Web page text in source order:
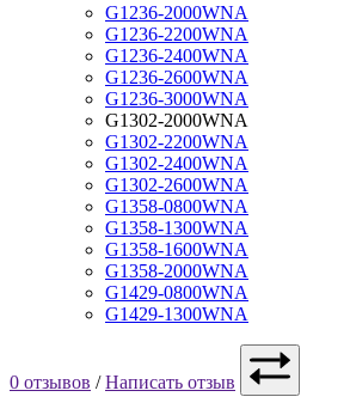
G1236-2000WNA
G1236-2200WNA
G1236-2400WNA
G1236-2600WNA
G1236-3000WNA
G1302-2000WNA
G1302-2200WNA
G1302-2400WNA
G1302-2600WNA
G1358-0800WNA
G1358-1300WNA
G1358-1600WNA
G1358-2000WNA
G1429-0800WNA
G1429-1300WNA
0 отзывов /Написать отзыв